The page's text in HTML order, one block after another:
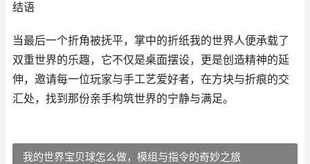
结语
当最后一个折角被抚平，掌中的折纸我的世界人便承载了
双重世界的乐趣，它不仅是桌面摆设，更是创造精神的延
伸，邀请每一位玩家与手工艺爱好者，在方块与折痕的交
汇处，找到那份亲手构筑世界的宁静与满足。
我的世界宝贝球怎么做，模组与指令的奇妙之旅